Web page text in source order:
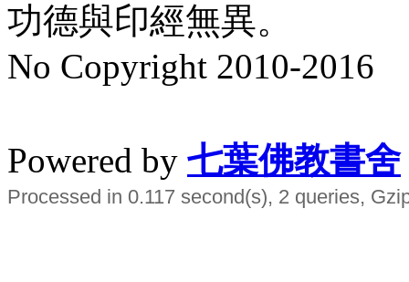
功德與印經無異。
No Copyright 2010-2016
Powered by 七葉佛教書舍
Processed in 0.117 second(s), 2 queries,